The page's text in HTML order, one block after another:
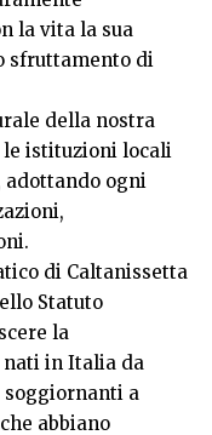
la vita la sua
sfruttamento di
della nostra
le istituzioni locali
ogni
di Caltanissetta
Statuto
la
nati in Italia da
a
abbiano